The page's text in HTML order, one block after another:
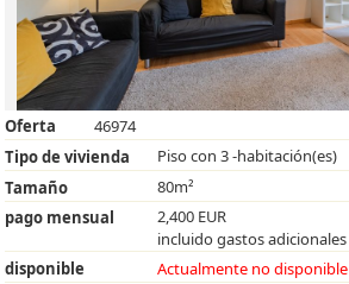
Oferta
46974
Tipo de vivienda
Piso con 3 -habitación(es)
Tamaño
80m²
pago mensual
2,400 EUR
incluido gastos adicionales
disponible
Actualmente no disponible